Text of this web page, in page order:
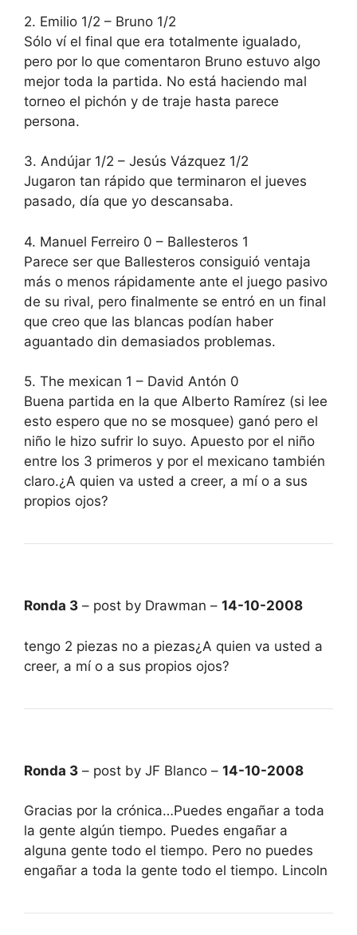
2. Emilio 1/2 – Bruno 1/2
Sólo ví el final que era totalmente igualado,
pero por lo que comentaron Bruno estuvo algo
mejor toda la partida. No está haciendo mal
torneo el pichón y de traje hasta parece
persona.
3. Andújar 1/2 – Jesús Vázquez 1/2
Jugaron tan rápido que terminaron el jueves
pasado, día que yo descansaba.
4. Manuel Ferreiro 0 – Ballesteros 1
Parece ser que Ballesteros consiguió ventaja
más o menos rápidamente ante el juego pasivo
de su rival, pero finalmente se entró en un final
que creo que las blancas podían haber
aguantado din demasiados problemas.
5. The mexican 1 – David Antón 0
Buena partida en la que Alberto Ramírez (si lee
esto espero que no se mosquee) ganó pero el
niño le hizo sufrir lo suyo. Apuesto por el niño
entre los 3 primeros y por el mexicano también
claro.¿A quien va usted a creer, a mí o a sus
propios ojos?
Ronda 3 – post by Drawman – 14-10-2008
tengo 2 piezas no a piezas¿A quien va usted a
creer, a mí o a sus propios ojos?
Ronda 3 – post by JF Blanco – 14-10-2008
Gracias por la crónica…Puedes engañar a toda
la gente algún tiempo. Puedes engañar a
alguna gente todo el tiempo. Pero no puedes
engañar a toda la gente todo el tiempo. Lincoln